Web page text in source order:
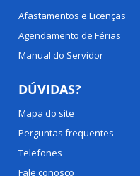
Afastamentos e Licenças
Agendamento de Férias
Manual do Servidor
DÚVIDAS?
Mapa do site
Perguntas frequentes
Telefones
Fale conosco